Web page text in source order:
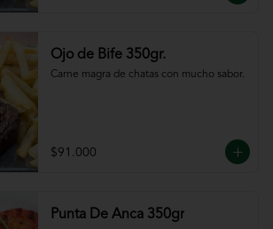
Ojo de Bife 350gr.
Carne magra de chatas con mucho sabor.
$91.000
Punta De Anca 350gr